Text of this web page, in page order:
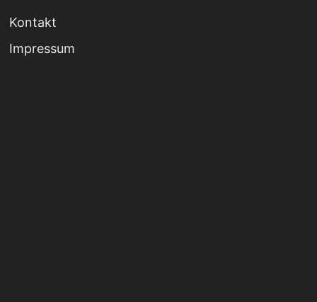
Kontakt
Impressum